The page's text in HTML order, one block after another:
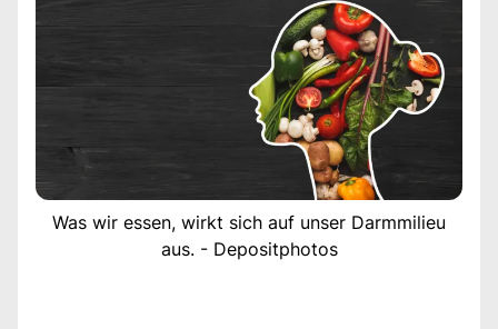
Was wir essen, wirkt sich auf unser Darmmilieu
aus. - Depositphotos